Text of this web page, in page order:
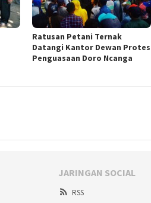
Ratusan Petani Ternak
Datangi Kantor Dewan Protes
Penguasaan Doro Ncanga
JARINGAN SOCIAL
RSS